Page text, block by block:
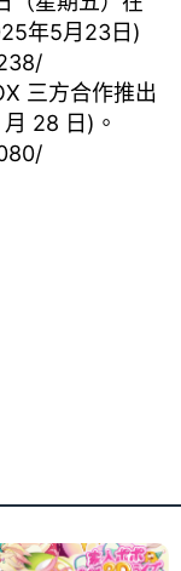
年5月23日)
三方合作推出
28 日)。